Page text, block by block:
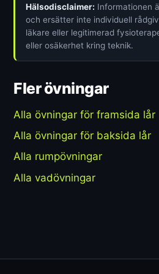
Hälsodisclaimer: Informationen
och ersätter inte individuell
läkare eller legitimerad
eller osäkerhet kring teknik.
Fler övningar
Alla övningar för framsida lår
Alla övningar för baksida lår
Alla rumpövningar
Alla vadövningar